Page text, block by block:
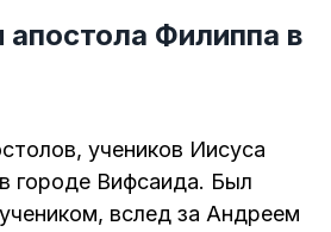
Филиппа в
учеников Иисуса
городе Вифсаида. Был
вслед за Андреем